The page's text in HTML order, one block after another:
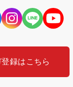
登録はこちら